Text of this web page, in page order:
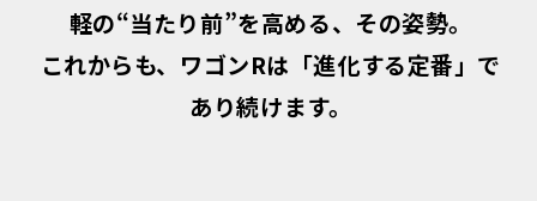
軽の“当たり前”を高める、その姿勢。
これからも、ワゴンRは「進化する定番」で
あり続けます。